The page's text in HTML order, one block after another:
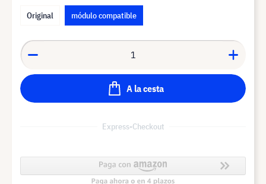
Original
módulo compatible
A la cesta
Express-Checkout